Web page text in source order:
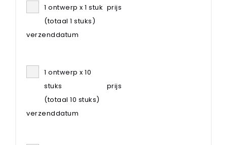
1 ontwerp x 1 stuk
(totaal 1 stuks)
prijs
verzenddatum
1 ontwerp x 10
stuks
(totaal 10 stuks)
prijs
verzenddatum